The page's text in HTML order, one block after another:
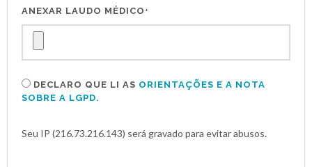
ANEXAR LAUDO MÉDICO *
DECLARO QUE LI AS ORIENTAÇÕES E A NOTA
SOBRE A LGPD.
Seu IP (216.73.216.143) será gravado para evitar abusos.